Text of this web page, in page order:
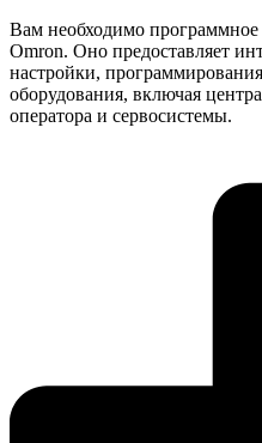
Вам необходимо программное
Omron. Оно предоставляет
настройки,
оборудования, включая
оператора и сервосистемы.